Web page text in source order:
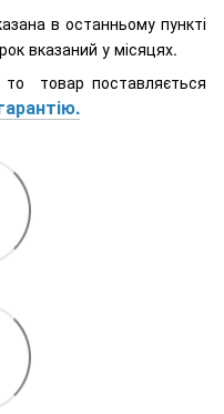
в останньому пункті
вказаний у місяцях.
то товар поставляється